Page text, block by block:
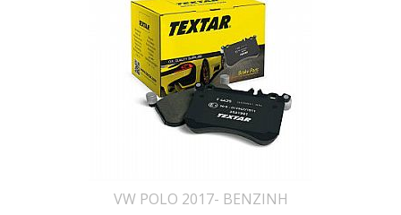
VW POLO 2017- BENZINH